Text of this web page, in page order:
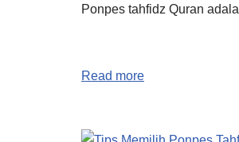
Ponpes tahfidz Quran
Read more